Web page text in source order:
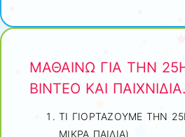
ΜΑΘΑΙΝΩ ΓΙΑ ΤΗΝ
ΒΙΝΤΕΟ ΚΑΙ
ΤΙ ΓΙΟΡΤΑΖΟΥΜΕ ΤΗΝ
ΜΙΚΡΑ ΠΑΙΔΙΑ)